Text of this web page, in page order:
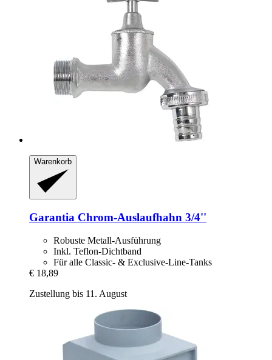
Warenkorb
Garantia Chrom-​Auslaufhahn 3/4''
Robuste Metall-Ausführung
Inkl. Teflon-Dichtband
Für alle Classic- & Exclusive-Line-Tanks
€ 18,89
Zustellung bis 11. August